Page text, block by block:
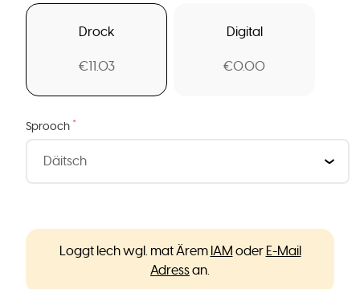
Drock
€11.03
Digital
€0.00
Sprooch *
Loggt Iech wgl. mat Ärem IAM oder E-Mail
Adressan.